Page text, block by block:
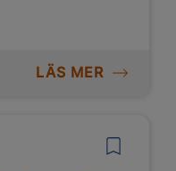
LÄS MER